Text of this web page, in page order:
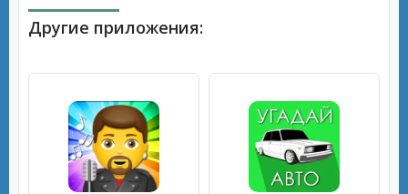
Другие приложения: